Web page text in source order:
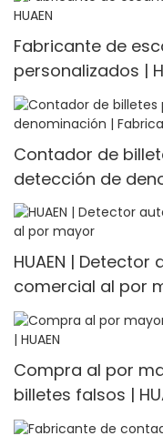
Fabricante de
personalizados |
Contador de
detección de
HUAEN
HUAEN |
comercial al por
Compra al por
billetes falsos |